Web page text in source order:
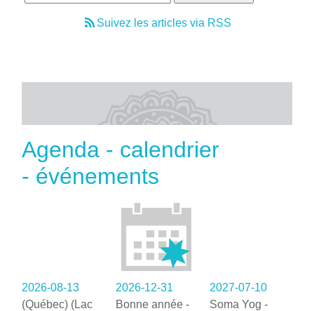
Suivez les articles via RSS
Agenda - calendrier
- événements
2026-08-13
(Québec) (Lac
2026-12-31
Bonne année -
2027-07-10
Soma Yog -